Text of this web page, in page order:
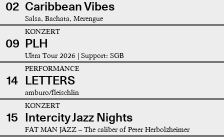
02 Caribbean Vibes
Salsa, Bachata, Merengue
09
KONZERT
PLH
Ultra Tour 2026 | Support: SGB
14
PERFORMANCE
LETTERS
amburo/fleischlin
15
KONZERT
Intercity Jazz Nights
FAT MAN JAZZ – The caliber of Peter Herbolzheimer